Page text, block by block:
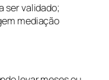
ser validado;
mediação